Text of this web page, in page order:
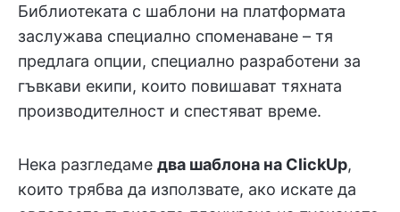
Библиотеката с шаблони на платформата
заслужава специално споменаване – тя
предлага опции, специално разработени за
гъвкави екипи, които повишават тяхната
производителност и спестяват време.
Нека разгледаме два шаблона на ClickUp,
които трябва да използвате, ако искате да